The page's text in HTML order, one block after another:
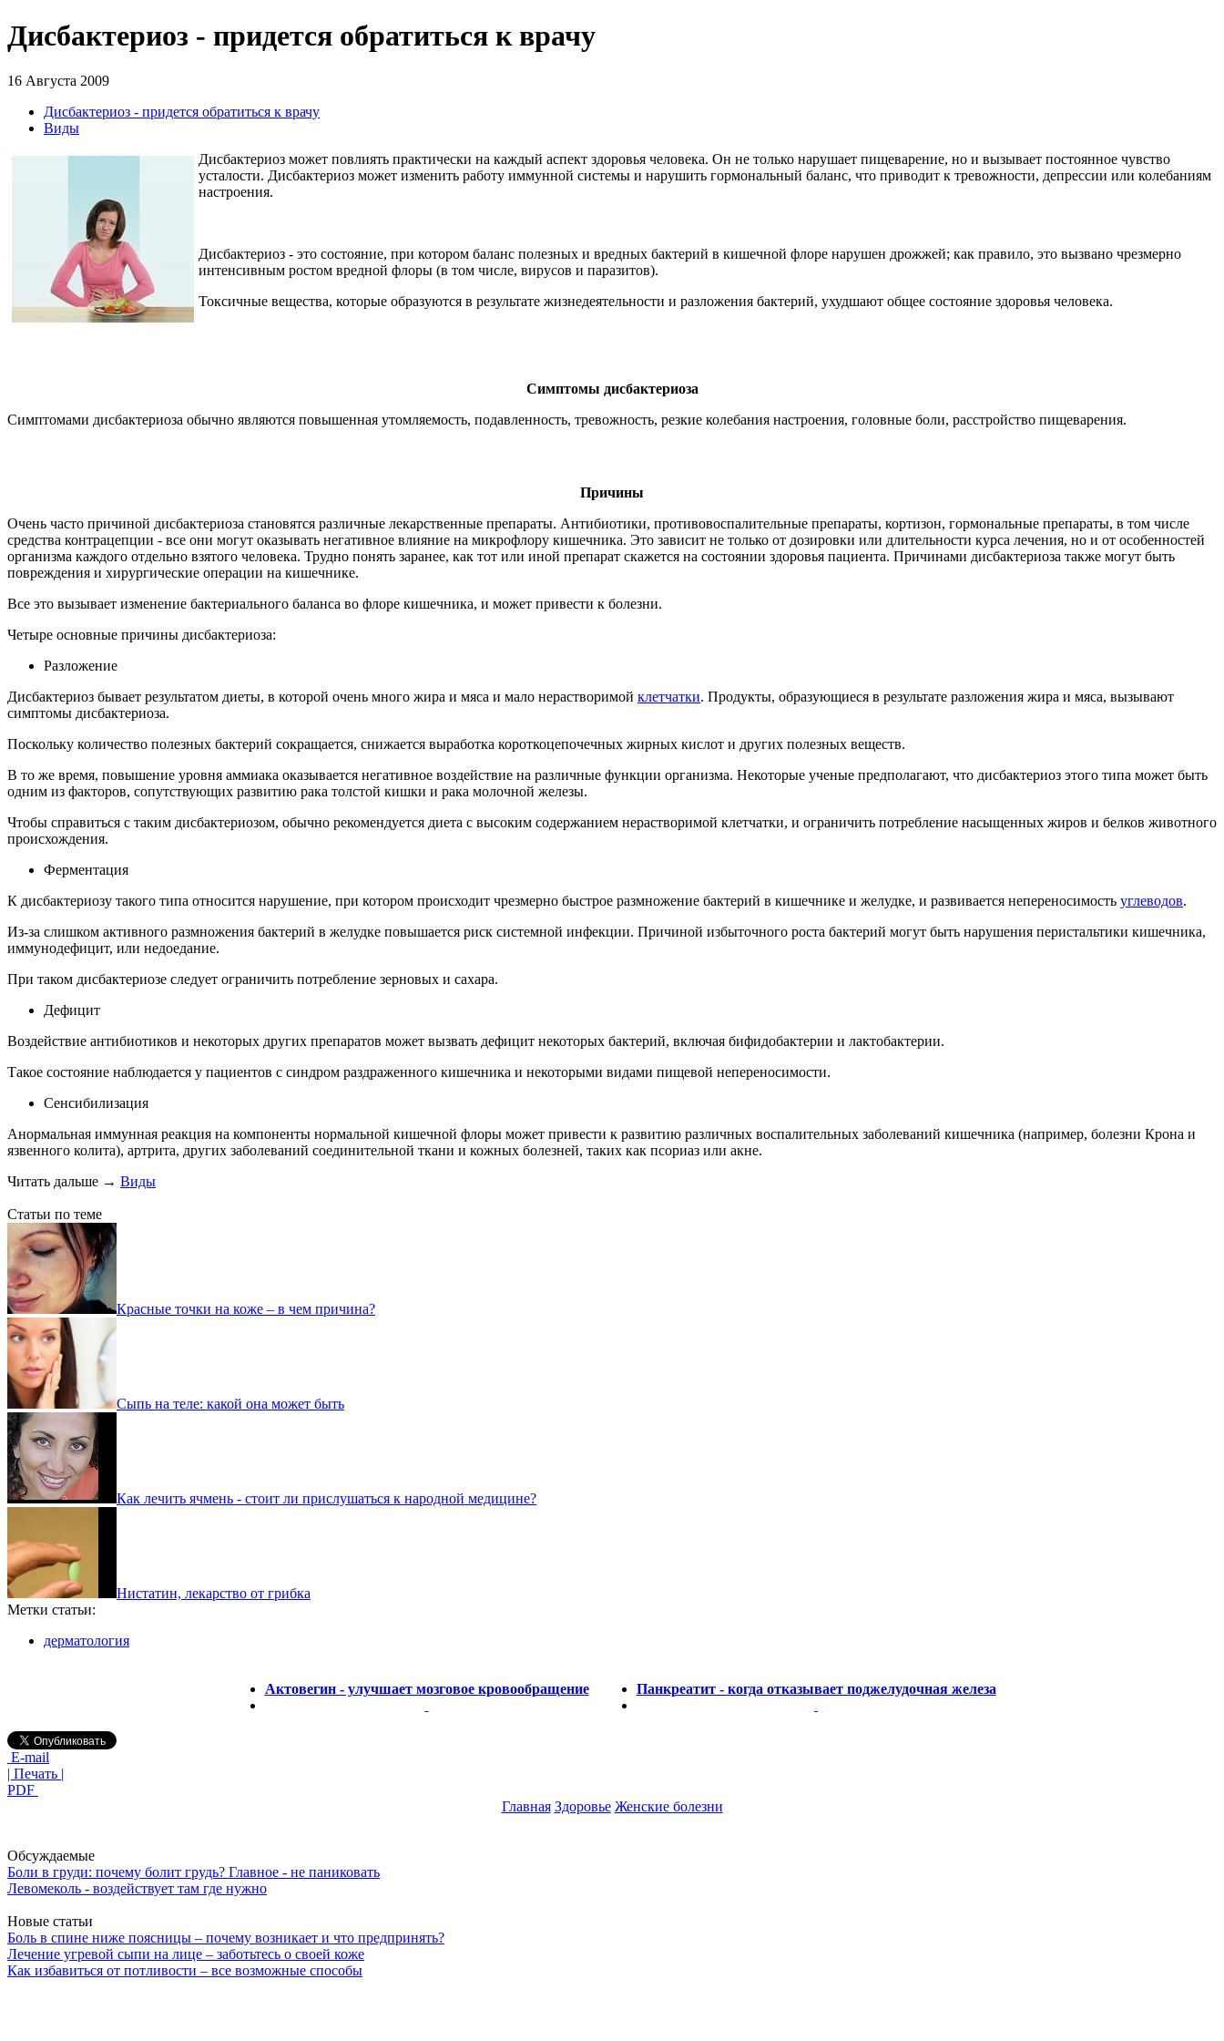
Дисбактериоз - придется обратиться к врачу
16 Августа 2009
Дисбактериоз - придется обратиться к врачу
Виды
Дисбактериоз может повлиять практически на каждый аспект здоровья человека. Он не только нарушает пищеварение, но и вызывает постоянное чувство
усталости. Дисбактериоз может изменить работу иммунной системы и нарушить гормональный баланс, что приводит к тревожности, депрессии или колебаниям
настроения.
Дисбактериоз - это состояние, при котором баланс полезных и вредных бактерий в кишечной флоре нарушен дрожжей; как правило, это вызвано чрезмерно
интенсивным ростом вредной флоры (в том числе, вирусов и паразитов).
Токсичные вещества, которые образуются в результате жизнедеятельности и разложения бактерий, ухудшают общее состояние здоровья человека.
Симптомы дисбактериоза
Симптомами дисбактериоза обычно являются повышенная утомляемость, подавленность, тревожность, резкие колебания настроения, головные боли, расстройство пищеварения.
Причины
Очень часто причиной дисбактериоза становятся различные лекарственные препараты. Антибиотики, противовоспалительные препараты, кортизон, гормональные препараты, в том числе
средства контрацепции - все они могут оказывать негативное влияние на микрофлору кишечника. Это зависит не только от дозировки или длительности курса лечения, но и от особенностей
организма каждого отдельно взятого человека. Трудно понять заранее, как тот или иной препарат скажется на состоянии здоровья пациента. Причинами дисбактериоза также могут быть
повреждения и хирургические операции на кишечнике.
Все это вызывает изменение бактериального баланса во флоре кишечника, и может привести к болезни.
Четыре основные причины дисбактериоза:
Разложение
Дисбактериоз бывает результатом диеты, в которой очень много жира и мяса и мало нерастворимой клетчатки. Продукты, образующиеся в результате разложения жира и мяса, вызывают
симптомы дисбактериоза.
Поскольку количество полезных бактерий сокращается, снижается выработка короткоцепочечных жирных кислот и других полезных веществ.
В то же время, повышение уровня аммиака оказывается негативное воздействие на различные функции организма. Некоторые ученые предполагают, что дисбактериоз этого типа может быть
одним из факторов, сопутствующих развитию рака толстой кишки и рака молочной железы.
Чтобы справиться с таким дисбактериозом, обычно рекомендуется диета с высоким содержанием нерастворимой клетчатки, и ограничить потребление насыщенных жиров и белков животного
происхождения.
Ферментация
К дисбактериозу такого типа относится нарушение, при котором происходит чрезмерно быстрое размножение бактерий в кишечнике и желудке, и развивается непереносимость углеводов.
Из-за слишком активного размножения бактерий в желудке повышается риск системной инфекции. Причиной избыточного роста бактерий могут быть нарушения перистальтики кишечника,
иммунодефицит, или недоедание.
При таком дисбактериозе следует ограничить потребление зерновых и сахара.
Дефицит
Воздействие антибиотиков и некоторых других препаратов может вызвать дефицит некоторых бактерий, включая бифидобактерии и лактобактерии.
Такое состояние наблюдается у пациентов с синдром раздраженного кишечника и некоторыми видами пищевой непереносимости.
Сенсибилизация
Анормальная иммунная реакция на компоненты нормальной кишечной флоры может привести к развитию различных воспалительных заболеваний кишечника (например, болезни Крона и
язвенного колита), артрита, других заболеваний соединительной ткани и кожных болезней, таких как псориаз или акне.
Читать дальше → Виды
Статьи по теме
Красные точки на коже – в чем причина?
Сыпь на теле: какой она может быть
Как лечить ячмень - стоит ли прислушаться к народной медицине?
Нистатин, лекарство от грибка
Метки статьи:
дерматология
Актовегин - улучшает мозговое кровообращение Панкреатит - когда отказывает поджелудочная железа
E-mail
| Печать |
PDF
Главная Здоровье Женские болезни
Обсуждаемые
Боли в груди: почему болит грудь? Главное - не паниковать
Левомеколь - воздействует там где нужно
Новые статьи
Боль в спине ниже поясницы – почему возникает и что предпринять?
Лечение угревой сыпи на лице – заботьтесь о своей коже
Как избавиться от потливости – все возможные способы